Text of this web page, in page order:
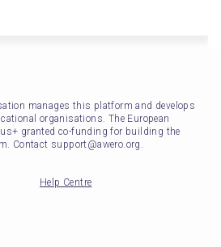
manages this platform and develops
organisations. The European
granted co-funding for building the
Contact support@awero.org.
Help Centre